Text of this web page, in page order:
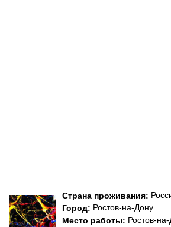
Страна проживания:
Город: Ростов-на-Дону
Место работы: Ростов-